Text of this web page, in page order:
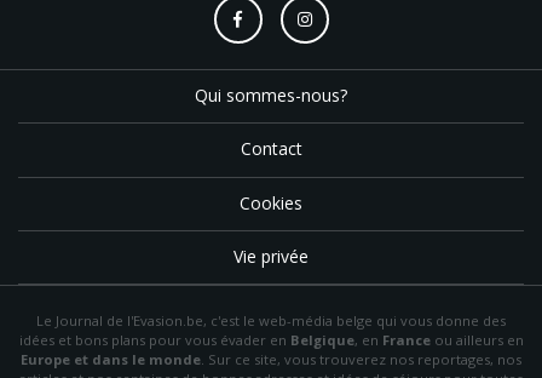
Qui sommes-nous?
Contact
Cookies
Vie privée
Le Journal de l'Evasion.be, c'est le web-média belge qui vous donne des
idées et bons plans pour vous évader en Belgique, en Franceou ailleurs en
Europe et dans le monde. Sur ce site, vous trouverez nos reportages, nos